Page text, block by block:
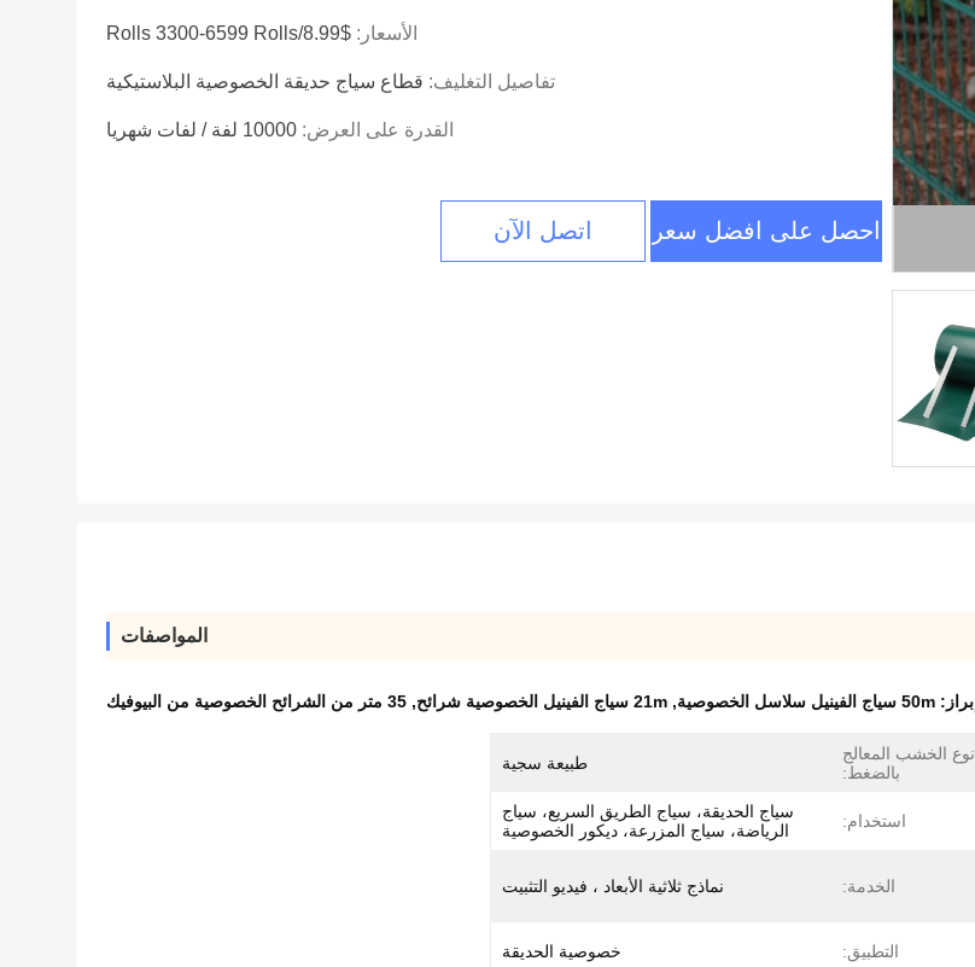
الأسعار: $8.99/rolls 3300-6599 Rolls
تفاصيل التغليف: قطاع سياج حديقة الخصوصية البلاستيكية
القدرة على العرض: 10000 لفة / لفات شهريا
احصل على افضل سعر اتصل الآن
المواصفات
إبراز: 50m سياج الفينيل سلاسل الخصوصية , 21m سياج الفينيل الخصوصية شرائح , 35 متر من الشرائح الخصوصية من البيوفيك
نوع الخشب المعالج
بالضغط:
طبيعة سجية
استخدام:
سياج الحديقة، سياج الطريق السريع، سياج
الرياضة، سياج المزرعة، ديكور الخصوصية
الخدمة: نماذج ثلاثية الأبعاد ، فيديو التثبيت
التطبيق: خصوصية الحديقة